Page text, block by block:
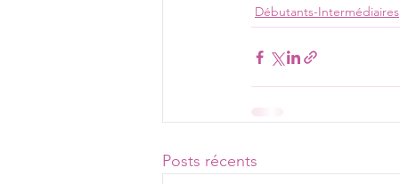
Débutants-Intermédiaires
Posts récents